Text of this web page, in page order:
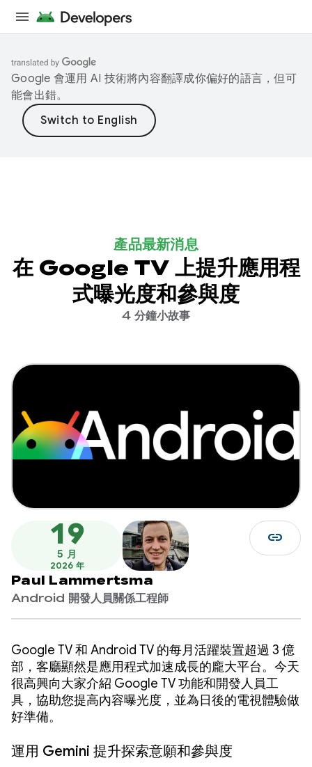
Google 會運用 AI 技術將內容翻譯成你偏好的語言，但可
能會出錯。
產品最新消息
在 Google TV 上提升應用程
式曝光度和參與度
4 分鐘小故事
19
5 月
2026 年
Paul Lammertsma
Android 開發人員關係工程師
link
Google TV 和 Android TV 的每月活躍裝置超過 3 億
部，客廳顯然是應用程式加速成長的龐大平台。今天
很高興向大家介紹 Google TV 功能和開發人員工
具，協助您提高內容曝光度，並為日後的電視體驗做
好準備。
運用 Gemini 提升探索意願和參與度